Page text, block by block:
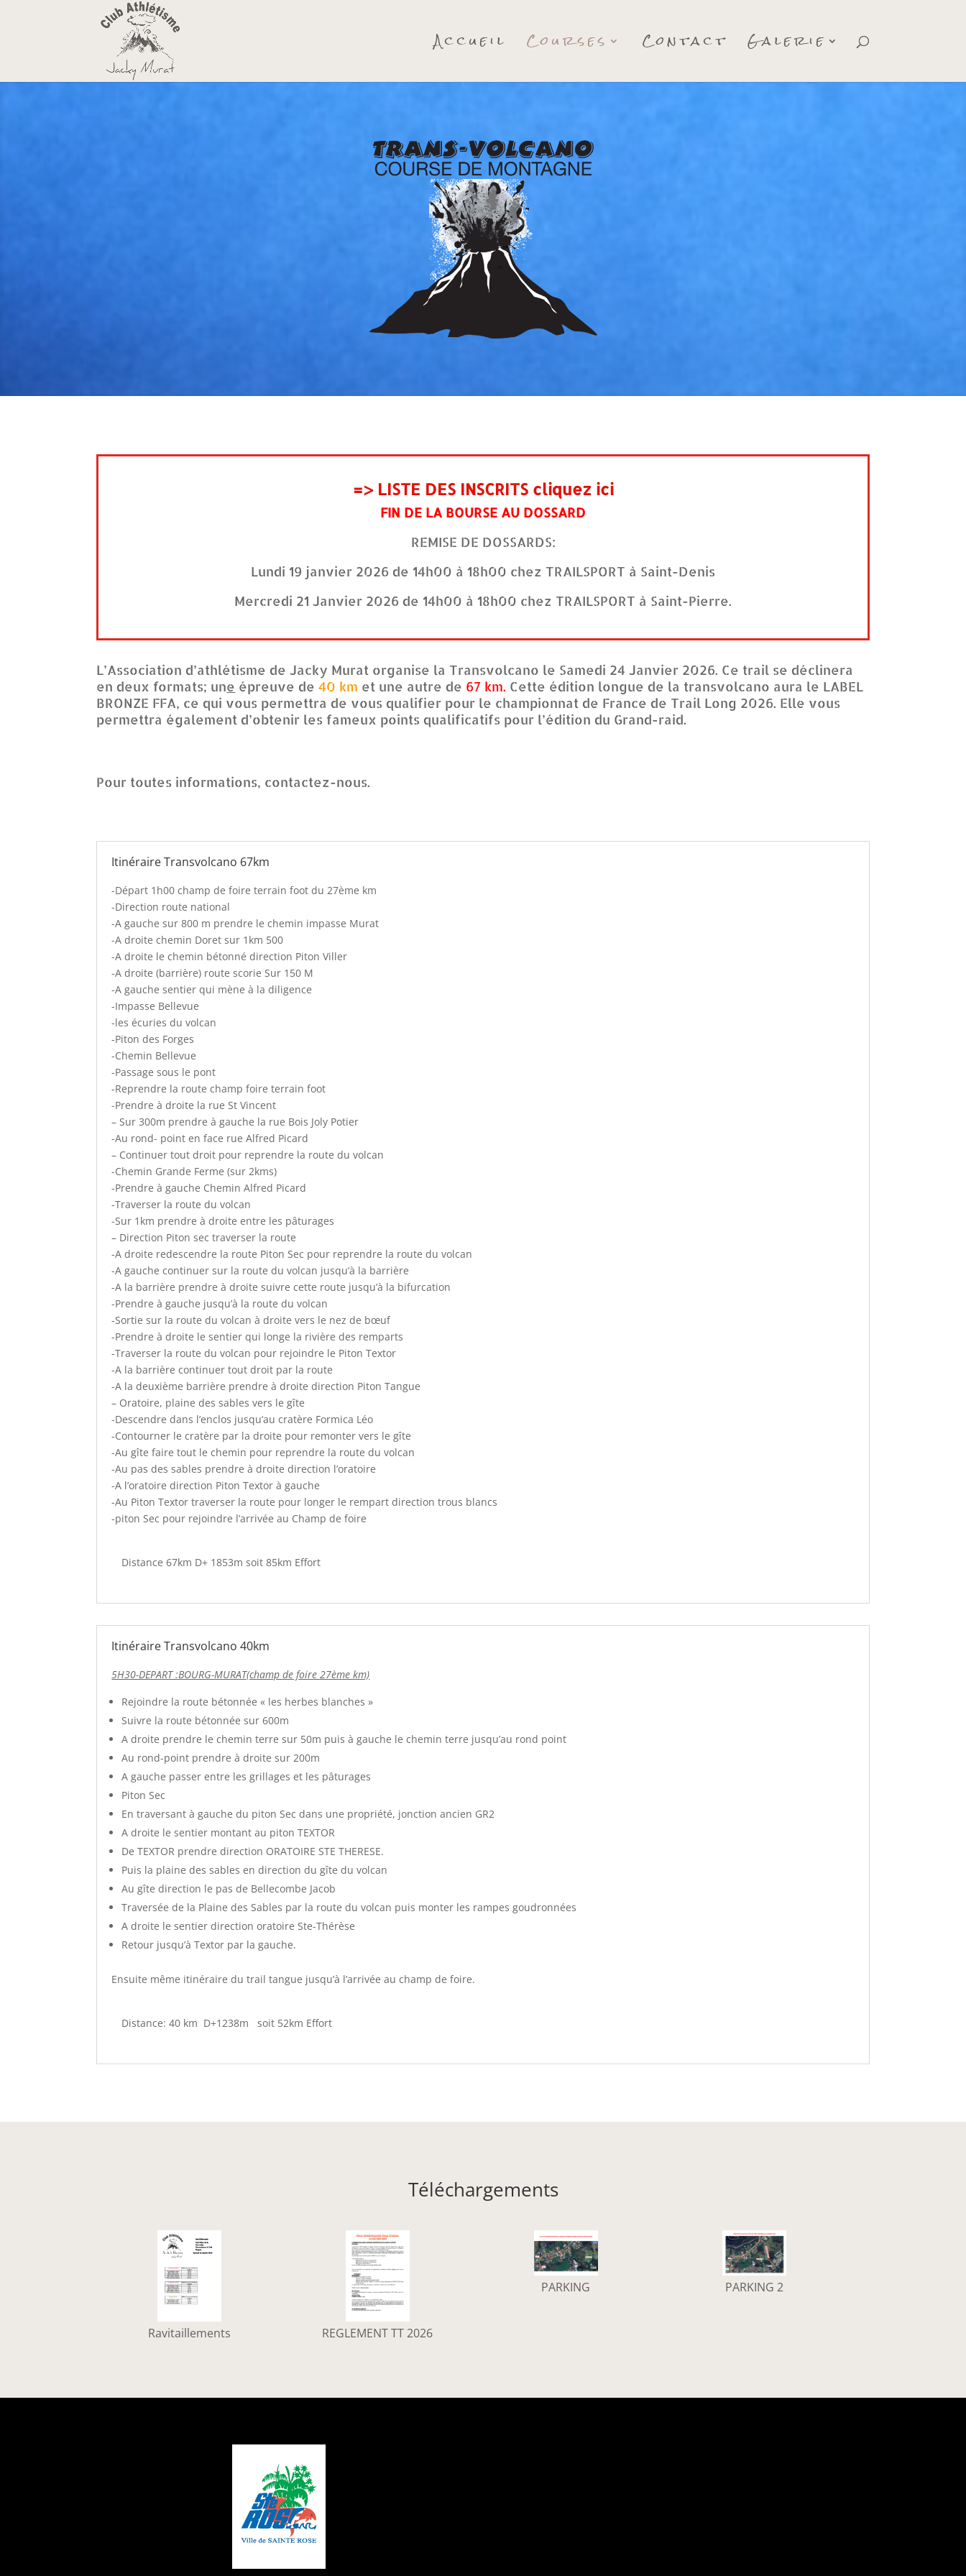
Accueil Courses Contact Galerie
=> LISTE DES INSCRITS cliquez ici
FIN DE LA BOURSE AU DOSSARD
REMISE DE DOSSARDS:
Lundi 19 janvier 2026 de 14h00 à 18h00 chez TRAILSPORT à Saint-Denis
Mercredi 21 Janvier 2026 de 14h00 à 18h00 chez TRAILSPORT à Saint-Pierre.
L’Association d’athlétisme de Jacky Murat organise la Transvolcano le Samedi 24 Janvier 2026. Ce trail se déclinera
en deux formats; une épreuve de40 km et une autre de 67 km. Cette édition longue de la transvolcano aura le LABEL
BRONZE FFA, ce qui vous permettra de vous qualifier pour le championnat de France de Trail Long 2026. Elle vous
permettra également d’obtenir les fameux points qualificatifs pour l’édition du Grand-raid.
Pour toutes informations, contactez-nous.
Itinéraire Transvolcano 67km
-Départ 1h00 champ de foire terrain foot du 27ème km
-Direction route national
-A gauche sur 800 m prendre le chemin impasse Murat
-A droite chemin Doret sur 1km 500
-A droite le chemin bétonné direction Piton Viller
-A droite (barrière) route scorie Sur 150 M
-A gauche sentier qui mène à la diligence
-Impasse Bellevue
-les écuries du volcan
-Piton des Forges
-Chemin Bellevue
-Passage sous le pont
-Reprendre la route champ foire terrain foot
-Prendre à droite la rue St Vincent
– Sur 300m prendre à gauche la rue Bois Joly Potier
-Au rond- point en face rue Alfred Picard
– Continuer tout droit pour reprendre la route du volcan
-Chemin Grande Ferme (sur 2kms)
-Prendre à gauche Chemin Alfred Picard
-Traverser la route du volcan
-Sur 1km prendre à droite entre les pâturages
– Direction Piton sec traverser la route
-A droite redescendre la route Piton Sec pour reprendre la route du volcan
-A gauche continuer sur la route du volcan jusqu’à la barrière
-A la barrière prendre à droite suivre cette route jusqu’à la bifurcation
-Prendre à gauche jusqu’à la route du volcan
-Sortie sur la route du volcan à droite vers le nez de bœuf
-Prendre à droite le sentier qui longe la rivière des remparts
-Traverser la route du volcan pour rejoindre le Piton Textor
-A la barrière continuer tout droit par la route
-A la deuxième barrière prendre à droite direction Piton Tangue
– Oratoire, plaine des sables vers le gîte
-Descendre dans l’enclos jusqu’au cratère Formica Léo
-Contourner le cratère par la droite pour remonter vers le gîte
-Au gîte faire tout le chemin pour reprendre la route du volcan
-Au pas des sables prendre à droite direction l’oratoire
-A l’oratoire direction Piton Textor à gauche
-Au Piton Textor traverser la route pour longer le rempart direction trous blancs
-piton Sec pour rejoindre l’arrivée au Champ de foire
Distance 67km D+ 1853m soit 85km Effort
Itinéraire Transvolcano 40km
5H30-DEPART :BOURG-MURAT(champ de foire 27ème km)
Rejoindre la route bétonnée « les herbes blanches »
Suivre la route bétonnée sur 600m
A droite prendre le chemin terre sur 50m puis à gauche le chemin terre jusqu’au rond point
Au rond-point prendre à droite sur 200m
A gauche passer entre les grillages et les pâturages
Piton Sec
En traversant à gauche du piton Sec dans une propriété, jonction ancien GR2
A droite le sentier montant au piton TEXTOR
De TEXTOR prendre direction ORATOIRE STE THERESE.
Puis la plaine des sables en direction du gîte du volcan
Au gîte direction le pas de Bellecombe Jacob
Traversée de la Plaine des Sables par la route du volcan puis monter les rampes goudronnées
A droite le sentier direction oratoire Ste-Thérèse
Retour jusqu’à Textor par la gauche.
Ensuite même itinéraire du trail tangue jusqu’à l’arrivée au champ de foire.
Distance: 40 km D+1238m soit 52km Effort
Téléchargements
Ravitaillements REGLEMENT TT 2026
PARKING PARKING 2